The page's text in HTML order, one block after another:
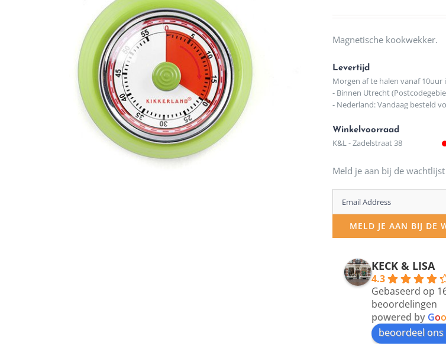
Magnetische kookwekker.
Levertijd
Morgen af te halen vanaf
- Binnen Utrecht
- Nederland: Vandaag besteld
Winkelvoorraad
K&L - Zadelstraat 38
Meld je aan bij de
Enter
your
email
MELD JE AAN BIJ DE
KECK & LISA
4.3
Gebaseerd op
beoordelingen
powered by Goo
beoordeel
12 maanden
Waarom in
de woonwinkel op
klippen  laten
moeten nu de